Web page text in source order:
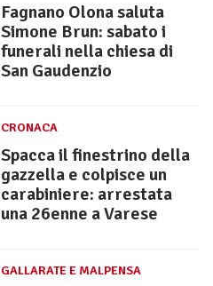
Fagnano Olona saluta
Simone Brun: sabato i
funerali nella chiesa di
San Gaudenzio
CRONACA
Spacca il finestrino della
gazzella e colpisce un
carabiniere: arrestata
una 26enne a Varese
GALLARATE E MALPENSA